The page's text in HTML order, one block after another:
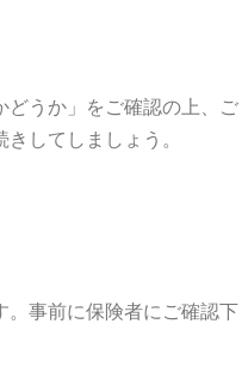
どうか」をご確認の上、ご
してしましょう。
。事前に保険者にご確認下